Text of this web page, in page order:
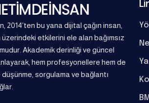
2014’ten bu yana dijital çağın insan,
etkilerini ele alan bağımsız
Akademik derinliği ve güncel
hem profesyonellere hem de
düşünme, sorgulama ve bağlantı